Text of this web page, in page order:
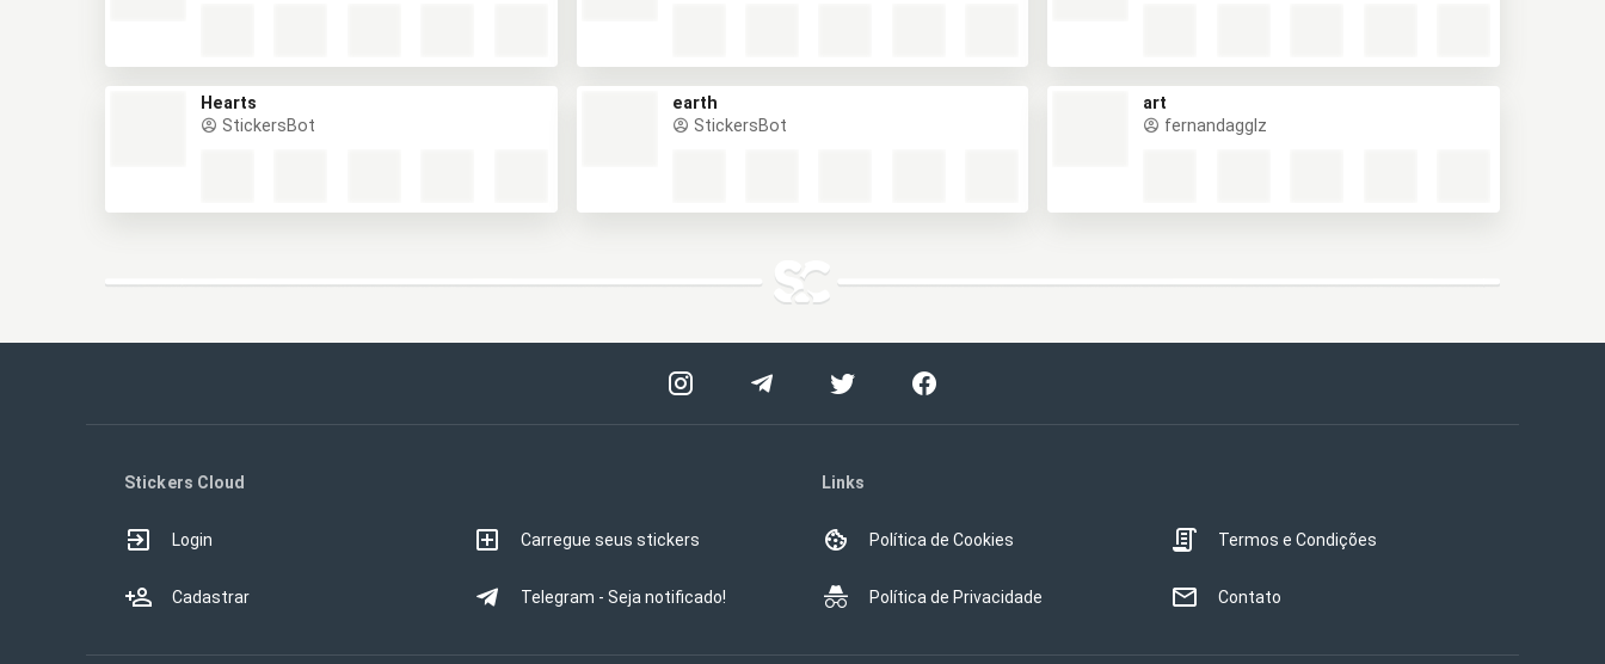
Hearts
StickersBot
earth
StickersBot
art
fernandagglz
Stickers Cloud
Login
Cadastrar
Carregue seus stickers
Telegram - Seja notificado!
Links
Política de Cookies
Política de Privacidade
Termos e Condições
Contato